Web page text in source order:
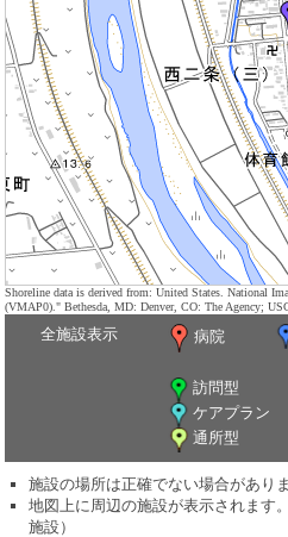
Shoreline data is derived from: United States. National
(VMAP0)." Bethesda, MD: Denver, CO: The Agency;
全施設表示 病院
訪問型
ケアプラン
通所型
施設の場所は正確でない場合がありま
地図上に周辺の施設が表示されます
施設）